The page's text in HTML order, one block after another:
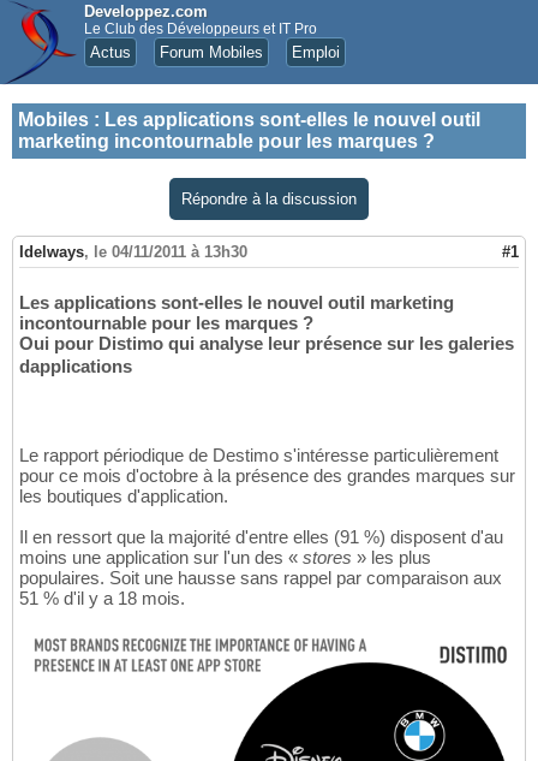
Developpez.com
Le Club des Développeurs et IT Pro
Actus Forum Mobiles Emploi
Mobiles : Les applications sont-elles le nouvel outil
marketing incontournable pour les marques ?
Répondre à la discussion
Idelways, le 04/11/2011 à 13h30 #1
Les applications sont-elles le nouvel outil marketing
incontournable pour les marques ?
Oui pour Distimo qui analyse leur présence sur les galeries
dapplications
Le rapport périodique de Destimo s'intéresse particulièrement
pour ce mois d'octobre à la présence des grandes marques sur
les boutiques d'application.
Il en ressort que la majorité d'entre elles (91 %) disposent d'au
moins une application sur l'un des « stores » les plus
populaires. Soit une hausse sans rappel par comparaison aux
51 % d'il y a 18 mois.